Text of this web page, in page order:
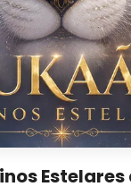
Estelares